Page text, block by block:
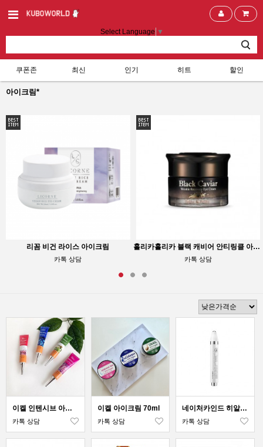
Select Language ▼
쿠폰존 최신 인기 히트 할인
아이크림*
리꼼 비건 라이스 아이크림
카톡 상담
홀리카홀리카 블랙 캐비어 안티링클 아이크림
카톡 상담
이켈 인텐시브 아이크림 (튜브) 40ml
카톡 상담
이켈 아이크림 70ml
카톡 상담
네이처카인드 히알루론 만능 아이크림 15ml
카톡 상담